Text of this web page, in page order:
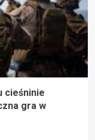
cieśninie
gra w